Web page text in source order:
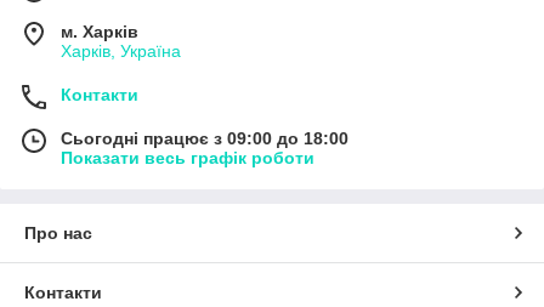
м. Харків
Харків, Україна
Контакти
Сьогодні працює з 09:00 до 18:00
Показати весь графік роботи
Про нас
Контакти